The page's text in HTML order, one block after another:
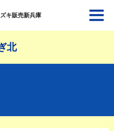
キ販売新兵庫
北